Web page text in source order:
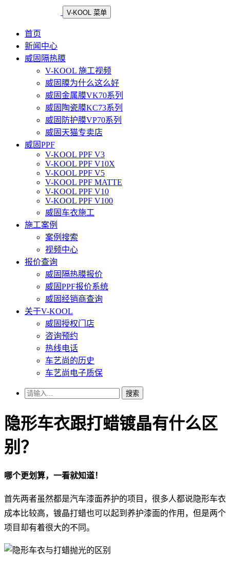
V-KOOL 菜单
首页
新闻中心
威固隔热膜
V-KOOL 施工视频
威固膜为什么这么好
威固金属膜VK70系列
威固陶瓷膜KC73系列
威固防护膜VP70系列
威固天猫专卖店
威固PPF
V-KOOL PPF V3
V-KOOL PPF V10X
V-KOOL PPF V5
V-KOOL PPF MATTE
V-KOOL PPF V10
V-KOOL PPF V100
威固车衣施工
施工案例
案例搜索
视频中心
报价查询
威固隔热膜报价
威固PPF报价系统
威固经销商查询
关于V-KOOL
威固授权门店
咨询预约
热线电话
车艺尚的历史
车艺尚电子质保
搜索
隐形车衣跟打蜡镀晶有什么区
别？
哪个更划算，一看就知道！
首先两者虽然都是汽车漆面养护的项目，很多人都说隐形车衣
成本比较高，镀晶打蜡也可以起到养护漆面的作用，但是两个
项目却有着很大的不同。